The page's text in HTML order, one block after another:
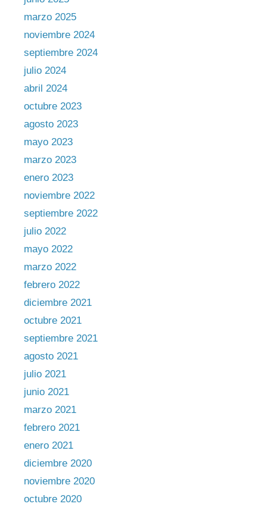
marzo 2025
noviembre 2024
septiembre 2024
julio 2024
abril 2024
octubre 2023
agosto 2023
mayo 2023
marzo 2023
enero 2023
noviembre 2022
septiembre 2022
julio 2022
mayo 2022
marzo 2022
febrero 2022
diciembre 2021
octubre 2021
septiembre 2021
agosto 2021
julio 2021
junio 2021
marzo 2021
febrero 2021
enero 2021
diciembre 2020
noviembre 2020
octubre 2020